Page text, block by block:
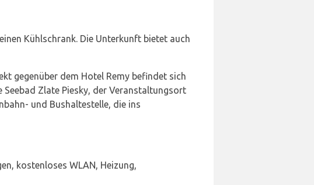
Kühlschrank. Die Unterkunft bietet auch
gegenüber dem Hotel Remy befindet sich
Zlate Piesky, der Veranstaltungsort
und Bushaltestelle, die ins
kostenloses WLAN, Heizung,